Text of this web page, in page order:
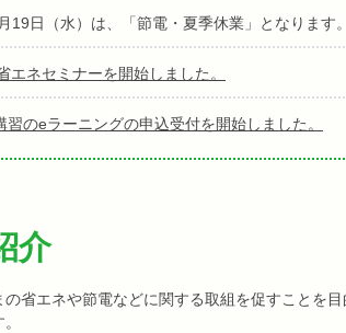
19日（水）は、「節電・夏季休業」となります。
エネセミナーを開始しました。
のeラーニングの申込受付を開始しました。
介
省エネや節電などに関する取組を促すことを